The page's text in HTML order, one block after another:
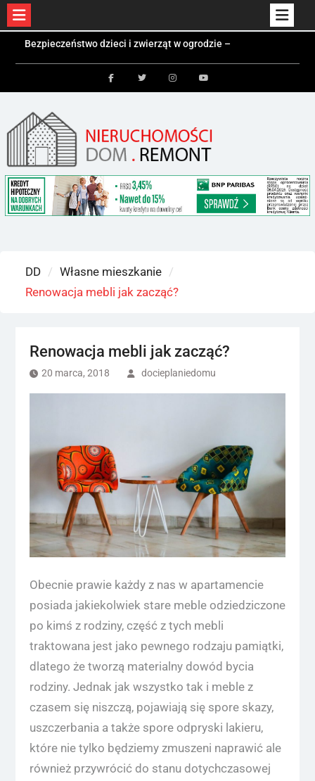
Bezpieczeństwo dzieci i zwierząt w ogrodzie –
jakie ogrodzenie wybrać?
Czym jest kontener mieszkalny i kiedy się
sprawdzi?
Kolektory słoneczne a fotowoltaika – różnice i
zastosowania
DD
Własne mieszkanie
Renowacja mebli jak zacząć?
Renowacja mebli jak zacząć?
20 marca, 2018 docieplaniedomu
Obecnie prawie każdy z nas w apartamencie
posiada jakiekolwiek stare meble odziedziczone
po kimś z rodziny, część z tych mebli
traktowana jest jako pewnego rodzaju pamiątki,
dlatego że tworzą materialny dowód bycia
rodziny. Jednak jak wszystko tak i meble z
czasem się niszczą, pojawiają się spore skazy,
uszczerbania a także spore odpryski lakieru,
które nie tylko będziemy zmuszeni naprawić ale
również przywrócić do stanu dotychczasowej